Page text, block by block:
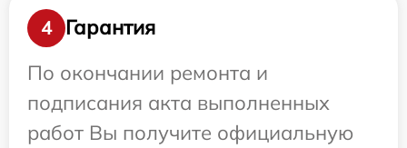
4
Гарантия
По окончании ремонта и
подписания акта выполненных
работ Вы получите официальную